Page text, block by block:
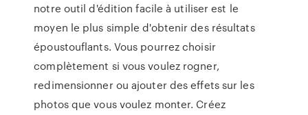
notre outil d'édition facile à utiliser est le
moyen le plus simple d'obtenir des résultats
époustouflants. Vous pourrez choisir
complètement si vous voulez rogner,
redimensionner ou ajouter des effets sur les
photos que vous voulez monter. Créez